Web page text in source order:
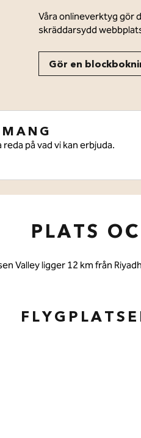
Våra onlineverktyg gör
skräddarsydd
Gör en
på vad vi kan erbjuda.
PLATS
Valley ligger 12 km från